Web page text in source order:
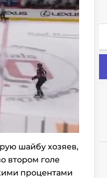
шайбу хозяев,
втором голе
процентами